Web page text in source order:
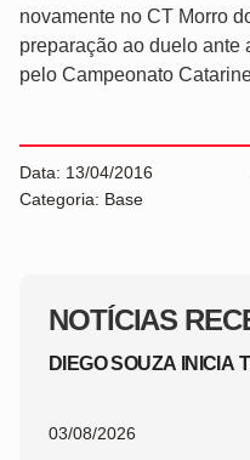
NOTÍCIAS
DIEGO SOUZA INICIA
03/08/2026
novamente no CT Morro
preparação ao duelo ante
pelo Campeonato
Data: 13/04/2016
Categoria: Base